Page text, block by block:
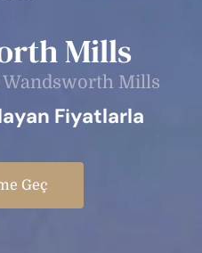
Mills
Wandsworth Mills
Fiyatlarla
Geç